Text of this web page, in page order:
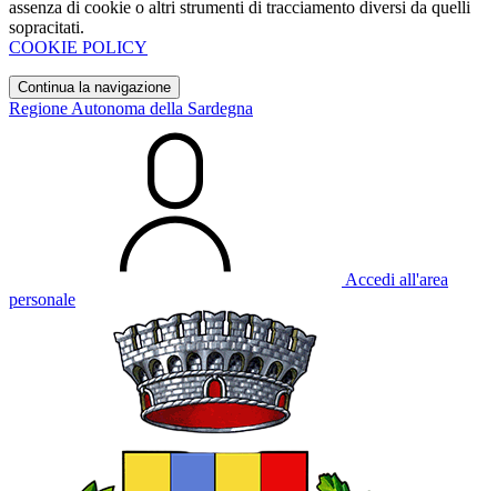
assenza di cookie o altri strumenti di tracciamento diversi da quelli
sopracitati.
COOKIE POLICY
Continua la navigazione
Regione Autonoma della Sardegna
Accedi all'area
personale